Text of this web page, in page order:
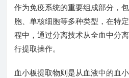
作为免疫系统的重要组成部分，
胞、单核细胞等多种类型，在特
程中，通过分离技术从全血中分
行提取操作。
血小板提取物则是从血液中的血